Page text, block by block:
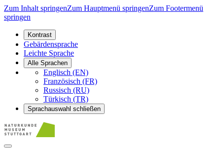
Zum Inhalt springenZum Hauptmenü springenZum Footermenü
springen
Kontrast
Gebärdensprache
Leichte Sprache
Alle Sprachen
Englisch (EN)
Französisch (FR)
Russisch (RU)
Türkisch (TR)
Sprachauswahl schließen